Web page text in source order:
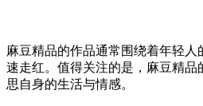
麻豆精品的作品通常围绕着年轻
速走红。值得关注的是，麻豆精
思自身的生活与情感。